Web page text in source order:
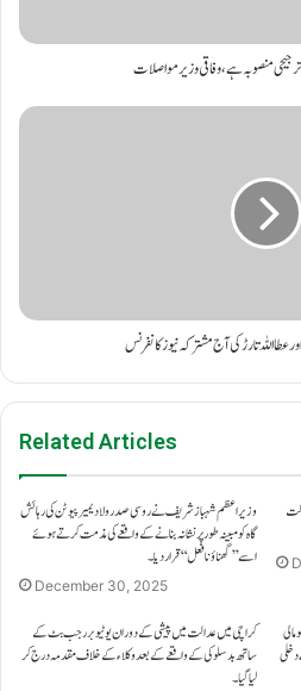
منصوبہ ہے،وفاقی وزیرمواصلات
عطا اللہ تارڑکی آج مشترکہ نیوز کانفرنس
Related Articles
وزیراعظم شہباز شریف نے روسی صدر ولادیمیر پیوٹن کی رہائش
گاہ کو مبینہ طور پر نشانہ بنانے کے واقعے کی مذمت کرتے ہوئے
اسے ’’گھناؤنا فعل‘‘ قرار دیا۔
December 30, 2025
کراچی میں عدالت میں پیشی کے دوران یوٹیوبر رجب بٹ کے
ساتھ بدسلوکی کے واقعے کے بعد وکلاء کے خلاف مقدمہ درج کر
لیا گیا۔
دخلی